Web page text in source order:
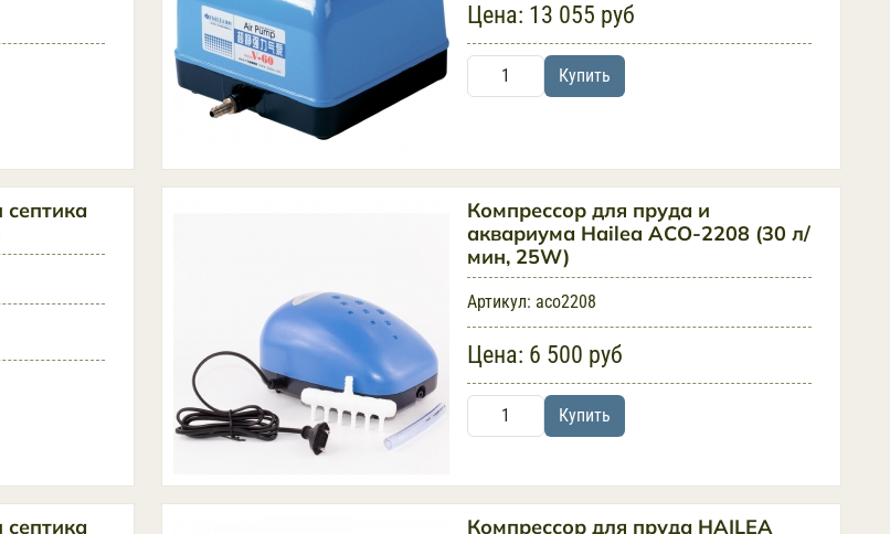
Цена: 13 055 руб
Купить
Компрессор для пруда и
аквариума Hailea ACO-2208 (30 л/
мин, 25W)
Артикул: aco2208
Цена: 6 500 руб
Купить
Компрессор для пруда HAILEA